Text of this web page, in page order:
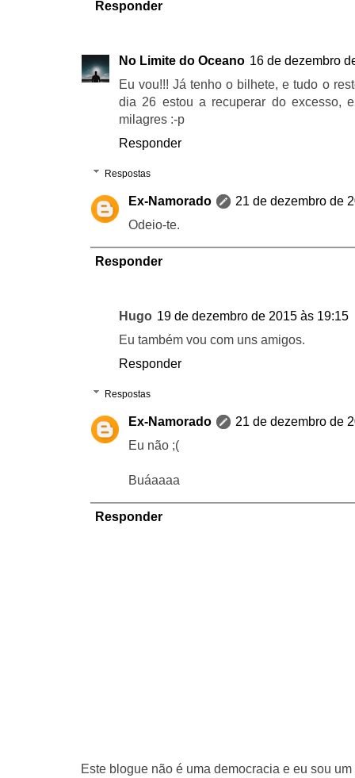
Responder
No Limite do Oceano 16 de dezembro
Eu vou!!! Já tenho o bilhete, e tudo o
dia 26 estou a recuperar do excesso,
milagres :-p
Responder
Respostas
Ex-Namorado
21 de dezembro de
Odeio-te.
Responder
Hugo 19 de dezembro de 2015 às 19:15
Eu também vou com uns amigos.
Responder
Respostas
Ex-Namorado
21 de dezembro de
Eu não ;(
Buáaaaa
Responder
Este blogue não é uma democracia e eu sou